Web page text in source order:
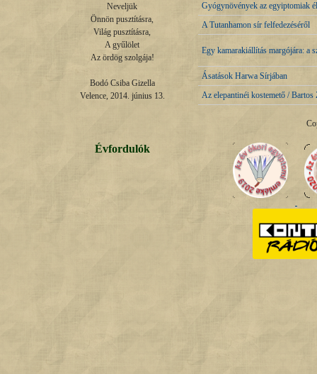
Neveljük
Önnön pusztításra,
Világ pusztításra,
A gyűlölet
Az ördög szolgája!
Bodó Csiba Gizella
Velence, 2014. június 13.
Évfordulók
Gyógynövények az egyiptomiak
A Tutanhamon sír felfedezéséről
Egy kamarakiállítás margójára: a
Ásatások Harwa Sírjában
Az elepantinéi kostemető / Bartos